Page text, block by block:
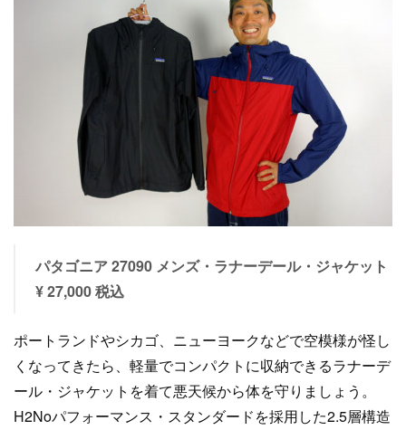
パタゴニア 27090 メンズ・ラナーデール・ジャケット
¥ 27,000 税込
ポートランドやシカゴ、ニューヨークなどで空模様が怪し
くなってきたら、軽量でコンパクトに収納できるラナーデ
ール・ジャケットを着て悪天候から体を守りましょう。
H2Noパフォーマンス・スタンダードを採用した2.5層構造